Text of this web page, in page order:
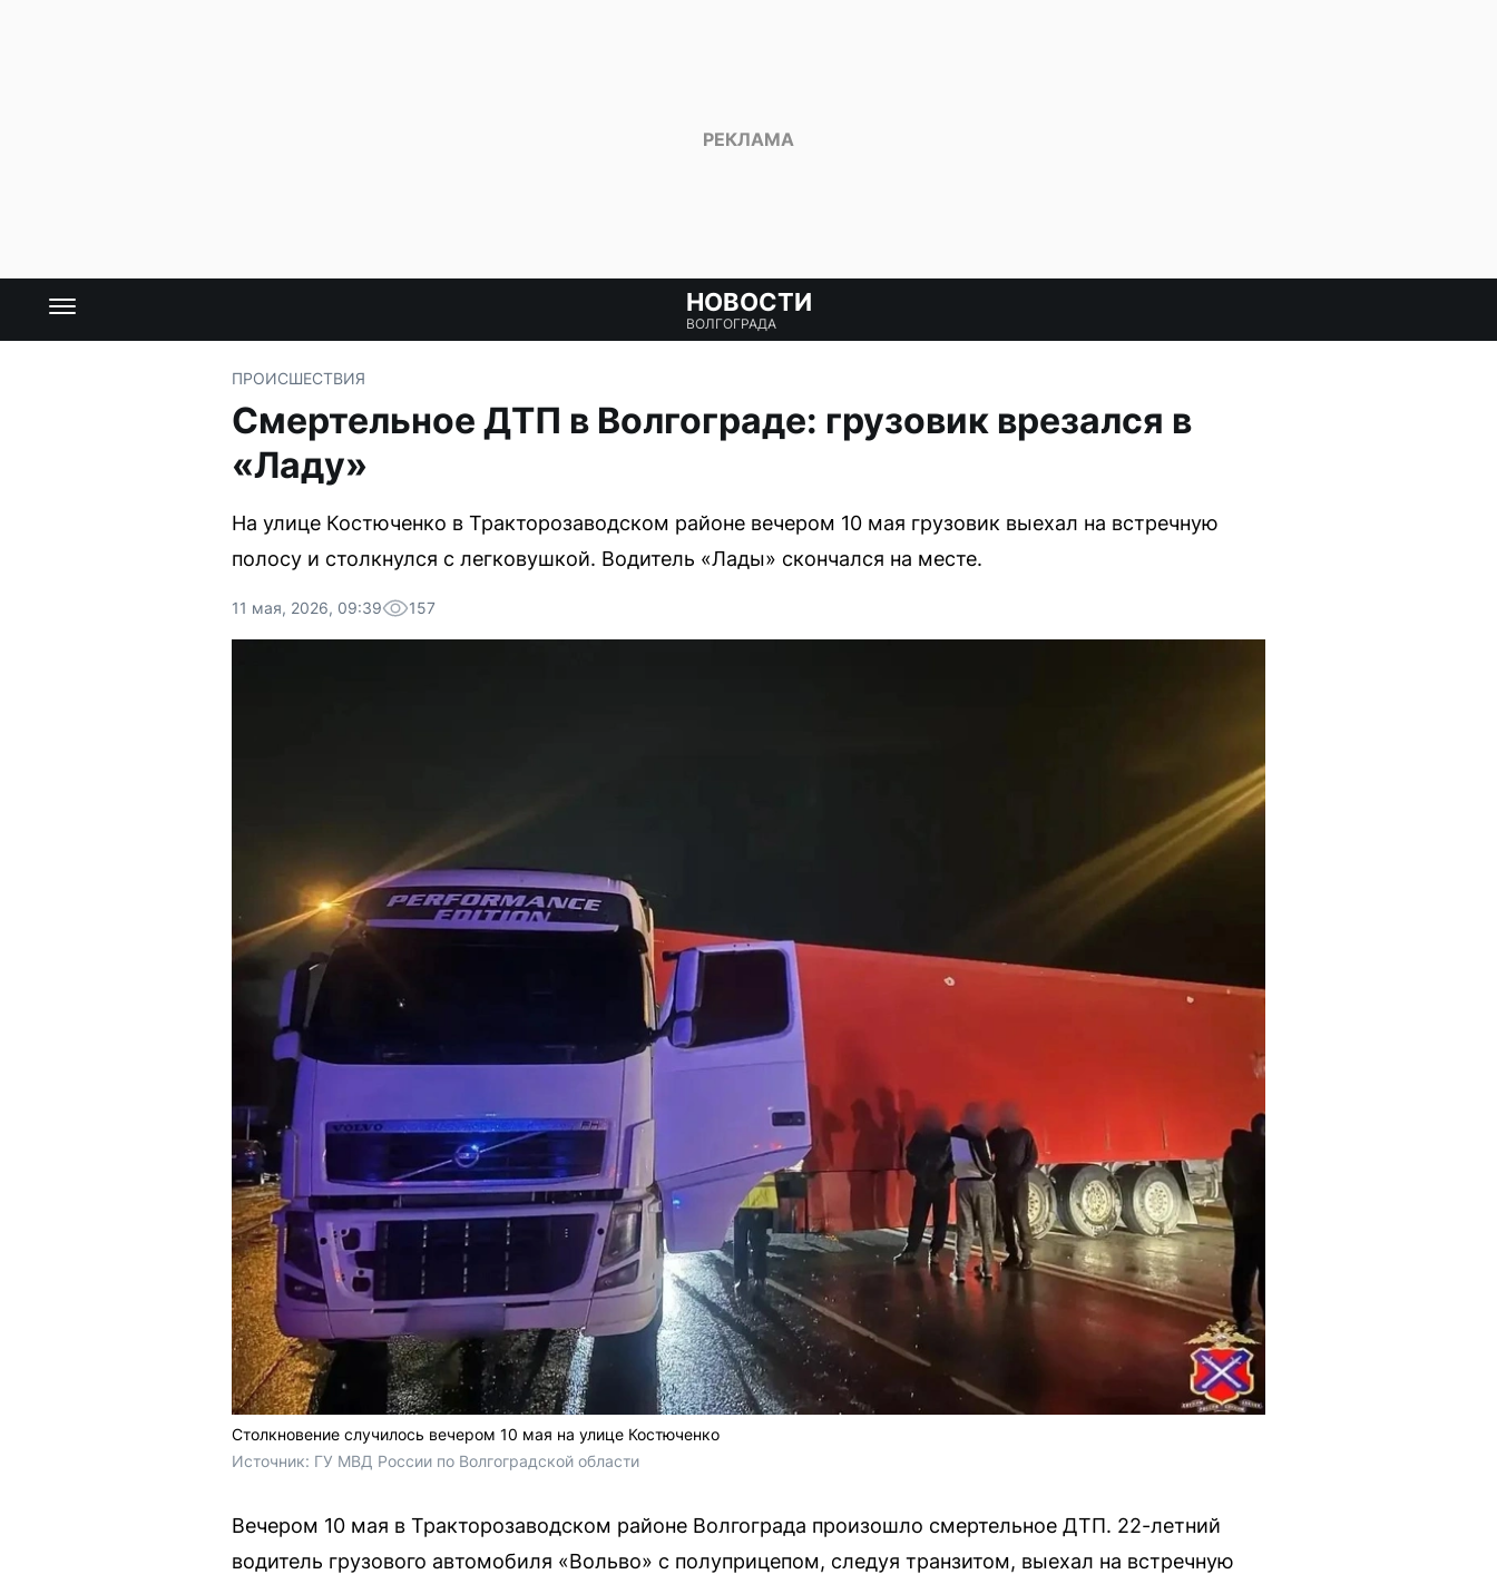
НОВОСТИ
ВОЛГОГРАДА
ПРОИСШЕСТВИЯ
Смертельное ДТП в Волгограде: грузовик врезался в
«Ладу»
На улице Костюченко в Тракторозаводском районе вечером 10 мая грузовик выехал на встречную
полосу и столкнулся с легковушкой. Водитель «Лады» скончался на месте.
11 мая, 2026, 09:39 157
Столкновение случилось вечером 10 мая на улице Костюченко
Источник: ГУ МВД России по Волгоградской области
Вечером 10 мая в Тракторозаводском районе Волгограда произошло смертельное ДТП. 22-летний
водитель грузового автомобиля «Вольво» с полуприцепом, следуя транзитом, выехал на встречную